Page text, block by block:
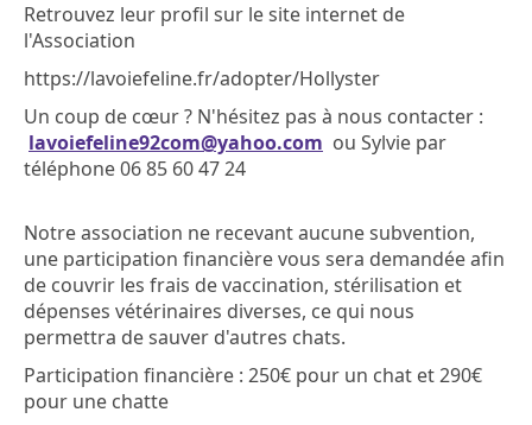
Retrouvez leur profil sur le site internet de
l'Association
https://lavoiefeline.fr/adopter/Hollyster
Un coup de cœur ? N'hésitez pas à nous contacter :
lavoiefeline92com@yahoo.com ou Sylvie par
téléphone 06 85 60 47 24
Notre association ne recevant aucune subvention,
une participation financière vous sera demandée afin
de couvrir les frais de vaccination, stérilisation et
dépenses vétérinaires diverses, ce qui nous
permettra de sauver d'autres chats.
Participation financière : 250€ pour un chat et 290€
pour une chatte